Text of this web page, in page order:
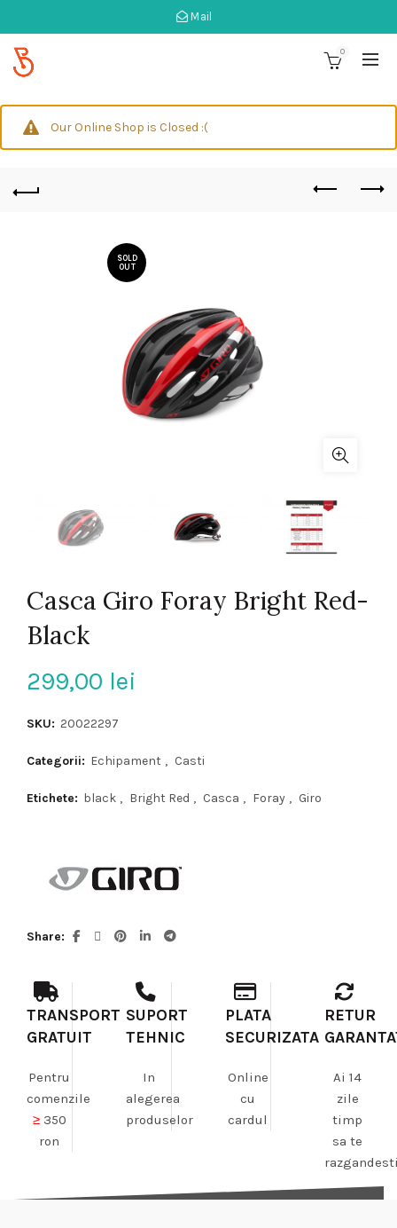
Mail
0
Our Online Shop is Closed :(
SOLD
OUT
Casca Giro Foray Bright Red-
Black
299,00 lei
SKU: 20022297
Categorii: Echipament , Casti
Etichete: black , Bright Red , Casca , Foray , Giro
Share
TRANSPORT
GRATUIT
Pentru
comenzile
≥350
ron
SUPORT
TEHNIC
In
alegerea
produselor
PLATA
SECURIZATA
Online
cu
cardul
RETUR
Ai 14
zile
timp
sa te